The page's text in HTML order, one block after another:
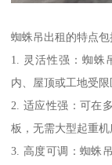
蜘蛛吊出租的特点包
1. 灵活性强：蜘蛛
内、屋顶或工地受限
2. 适应性强：可在
板，无需大型起重机
3. 高度可调：蜘蛛